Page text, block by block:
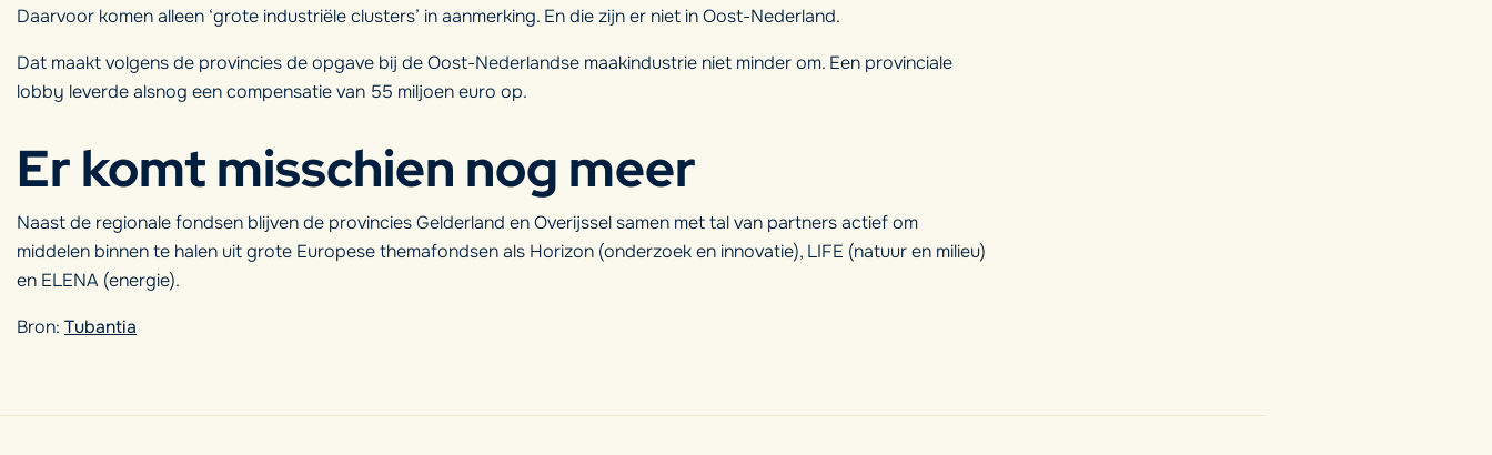
Daarvoor komen alleen ‘grote industriële clusters’ in aanmerking. En die zijn er niet in Oost-Nederland.
Dat maakt volgens de provincies de opgave bij de Oost-Nederlandse maakindustrie niet minder om. Een provinciale
lobby leverde alsnog een compensatie van 55 miljoen euro op.
Er komt misschien nog meer
Naast de regionale fondsen blijven de provincies Gelderland en Overijssel samen met tal van partners actief om
middelen binnen te halen uit grote Europese themafondsen als Horizon (onderzoek en innovatie), LIFE (natuur en milieu)
en ELENA (energie).
Bron: Tubantia